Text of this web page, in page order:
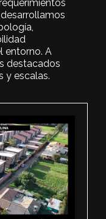
entorno. A
destacados
y escalas.